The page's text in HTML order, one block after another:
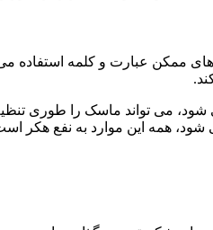
می تواند ماسک را طوری
می شود، همه این موارد به